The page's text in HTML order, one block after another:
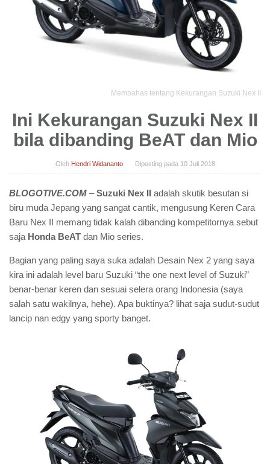
Membahas tentang Kekurangan Suzuki Nex II
Ini Kekurangan Suzuki Nex II
bila dibanding BeAT dan Mio
Oleh Hendri Widananto Diposting pada 10 Juli 2018
BLOGOTIVE.COM –Suzuki Nex II adalah skutik besutan si
biru muda Jepang yang sangat cantik, mengusung Keren Cara
Baru Nex II memang tidak kalah dibanding kompetitornya sebut
saja Honda BeAT dan Mio series.
Bagian yang paling saya suka adalah Desain Nex 2 yang saya
kira ini adalah level baru Suzuki “the one next level of Suzuki”
benar-benar keren dan sesuai selera orang Indonesia (saya
salah satu wakilnya, hehe). Apa buktinya? lihat saja sudut-sudut
lancip nan edgy yang sporty banget.